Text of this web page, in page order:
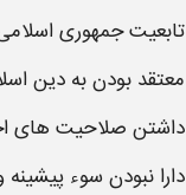
تابعیت جمهوری
معتقد بودن به دین
داشتن صلاحیت های
دارا نبودن سوء